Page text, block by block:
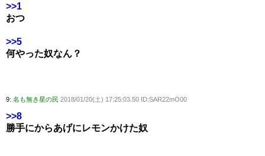
>>1
おつ
>>5
何やった奴なん？
9: 名も無き星の民 2018/01/20(土) 17:25:03.50 ID:SAR22mO00
>>8
勝手にからあげにレモンかけた奴